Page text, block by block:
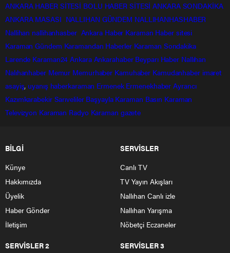
ANKARA HABER SİTESİ BOLU HABER SİTESİ ANKARA SONDAKİKA
ANKARA MASASI NALLIHAN GÜNDEM NALLIHANHASHABER
Nallihan nallihanhasber Ankara Haber Karaman Haber sitesi
Karaman Gündem Karamandan Haberler Karaman Sondakika
Larende Karaman24 Ankara Ankarahaber Beyparı Haber Nallıhan
Nalıhanhaber Memur Memurhaber Kamuhaber Kamudanhaber imaret
asayiş, uyanış haberkaraman Ermenek Ermenekhaber Ayrancı
Kazımkarabekir Sarıveliler Başyayla Karaman Basın Karaman
Televizyon Karaman Radyo Karaman gazete
BİLGİ
Künye
Hakkımızda
Üyelik
Haber Gönder
İletişim
SERVİSLER
Canlı TV
TV Yayın Akışları
Nallıhan Canlı izle
Nallıhan Yarışma
Nöbetçi Eczaneler
SERVİSLER 2 SERVİSLER 3